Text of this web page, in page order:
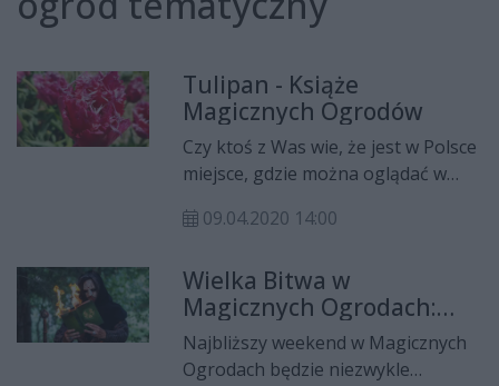
Tulipan - Książe
Magicznych Ogrodów
Czy ktoś z Was wie, że jest w Polsce
miejsce, gdzie można oglądać w
W historii tego kwiatu mamy
09.04.2020 14:00
Wielka Bitwa w
Magicznych Ogrodach:
Powstrzymaj mrok!
Najbliższy weekend w Magicznych
Ogrodach będzie niezwykle